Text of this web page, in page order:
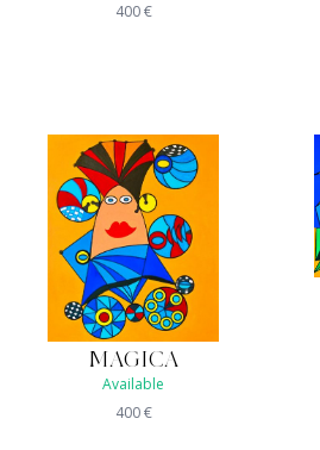
400€
MAGICA
Available
400€